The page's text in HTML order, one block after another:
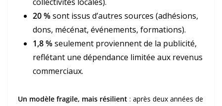
20 %sont issus d’autres sources (adhésions,
dons, mécénat, événements, formations).
1,8 %seulement proviennent de la publicité,
reflétant une dépendance limitée aux revenus
commerciaux.
Un modèle fragile, mais résilient : après deux années de